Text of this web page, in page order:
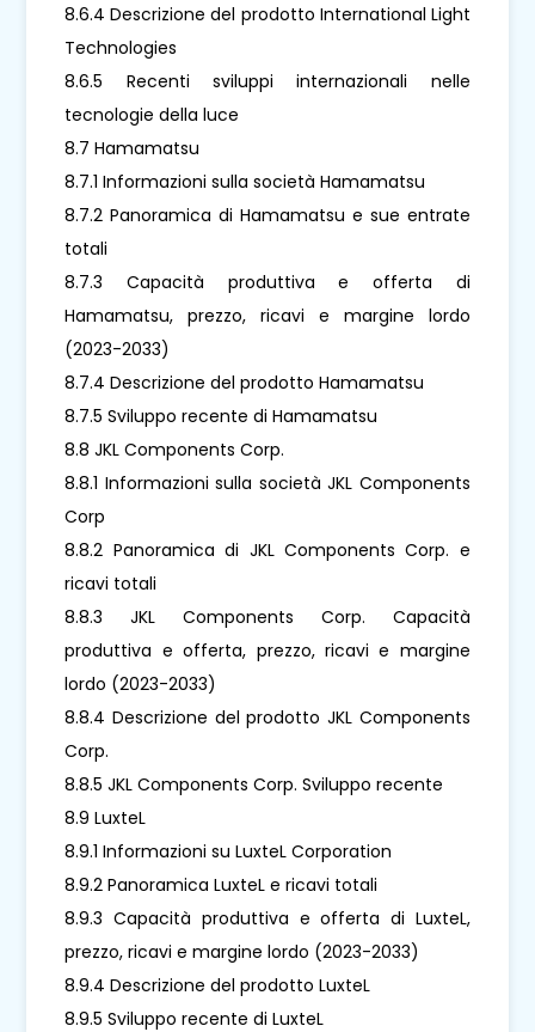
8.6.4 Descrizione del prodotto International Light
Technologies
8.6.5 Recenti sviluppi internazionali nelle
tecnologie della luce
8.7 Hamamatsu
8.7.1 Informazioni sulla società Hamamatsu
8.7.2 Panoramica di Hamamatsu e sue entrate
totali
8.7.3 Capacità produttiva e offerta di
Hamamatsu, prezzo, ricavi e margine lordo
(2023-2033)
8.7.4 Descrizione del prodotto Hamamatsu
8.7.5 Sviluppo recente di Hamamatsu
8.8 JKL Components Corp.
8.8.1 Informazioni sulla società JKL Components
Corp
8.8.2 Panoramica di JKL Components Corp. e
ricavi totali
8.8.3 JKL Components Corp. Capacità
produttiva e offerta, prezzo, ricavi e margine
lordo (2023-2033)
8.8.4 Descrizione del prodotto JKL Components
Corp.
8.8.5 JKL Components Corp. Sviluppo recente
8.9 LuxteL
8.9.1 Informazioni su LuxteL Corporation
8.9.2 Panoramica LuxteL e ricavi totali
8.9.3 Capacità produttiva e offerta di LuxteL,
prezzo, ricavi e margine lordo (2023-2033)
8.9.4 Descrizione del prodotto LuxteL
8.9.5 Sviluppo recente di LuxteL